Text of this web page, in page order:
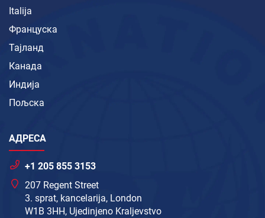
Italija
Француска
Тајланд
Канада
Индија
Пољска
АДРЕСА
+1 205 855 3153
207 Regent Street
3. sprat, kancelarija, London
W1B 3HH, Ujedinjeno Kraljevstvo